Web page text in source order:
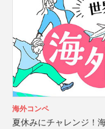
海外コンペ
夏休みにチャレンジ！